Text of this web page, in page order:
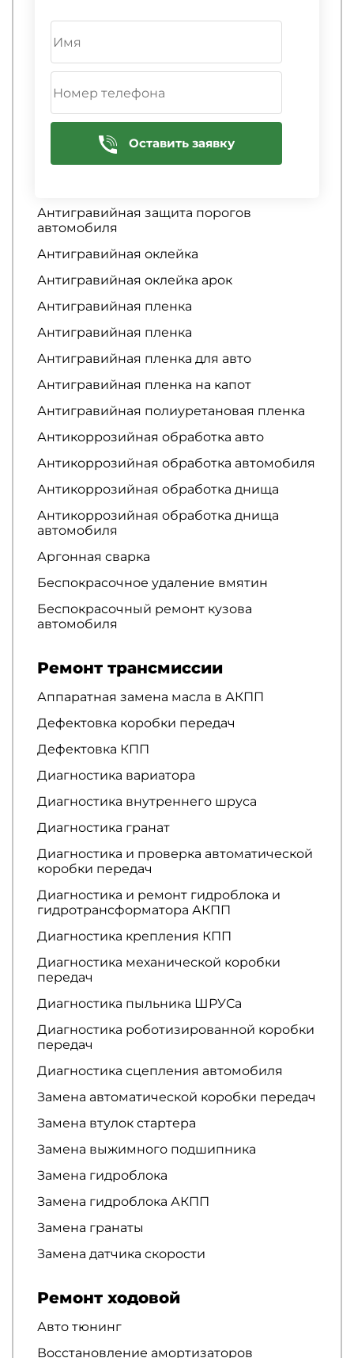
Ремонт кузова
3D тюнинг авто
Абразивная полировка автомобиля
Аквапринт
Антигравийная защита автомобиля
Антигравийная защита порогов
автомобиля
Антигравийная оклейка
Антигравийная оклейка арок
Антигравийная пленка
Антигравийная пленка
Антигравийная пленка для авто
Антигравийная пленка на капот
Антигравийная полиуретановая пленка
Антикоррозийная обработка авто
Антикоррозийная обработка автомобиля
Антикоррозийная обработка днища
Антикоррозийная обработка днища
автомобиля
Аргонная сварка
Беспокрасочное удаление вмятин
Беспокрасочный ремонт кузова
автомобиля
Ремонт трансмиссии
Аппаратная замена масла в АКПП
Дефектовка коробки передач
Дефектовка КПП
Диагностика вариатора
Диагностика внутреннего шруса
Диагностика гранат
Диагностика и проверка автоматической
коробки передач
Диагностика и ремонт гидроблока и
гидротрансформатора АКПП
Диагностика крепления КПП
Диагностика механической коробки
передач
Диагностика пыльника ШРУСа
Диагностика роботизированной коробки
передач
Диагностика сцепления автомобиля
Замена автоматической коробки передач
Замена втулок стартера
Замена выжимного подшипника
Замена гидроблока
Замена гидроблока АКПП
Замена гранаты
Замена датчика скорости
Ремонт ходовой
Авто тюнинг
Восстановление амортизаторов
Оставить заявку